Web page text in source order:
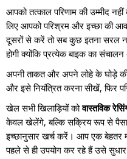
आपको तत्काल परिणाम की उम्मीद
लिए आपको परिश्रम और इच्छा की
दूसरों से करें तो सब कुछ इतना सरल
होगी क्योंकि प्रत्येक बाइक का
अपनी ताकत और अपने लोहे के घोड़े
और इसे नियंत्रित करना सीखें, फिर
खेल सभी खिलाड़ियों कोवास्तविक
केवल खेलेंगे, बल्कि सक्रिय रूप से पैसा
इच्छानुसार खर्च करें। आप एक बेहतर
पहले से ही उपयोग कर रहे हैं उसे